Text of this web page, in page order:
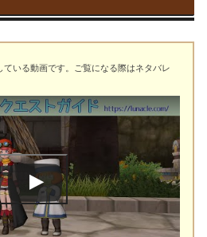
ている動画です。ご覧になる際はネタバレ